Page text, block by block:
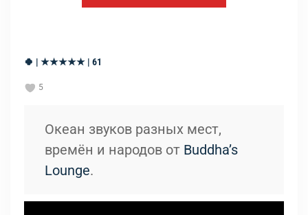
🍀 | ★★★★★ | 61
5
Океан звуков разных мест,
времён и народов от Buddha’s
Lounge.